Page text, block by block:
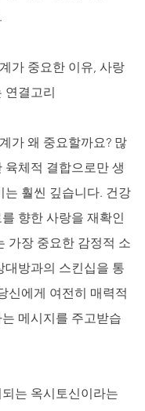
가 중요한 이유, 사랑
연결고리
가 왜 중요할까요? 많
육체적 결합으로만 생
는 훨씬 깊습니다. 건강
향한 사랑을 재확인
가장 중요한 감정적 소
대방과의 스킨십을 통
신에게 여전히 매력적
메시지를 주고받습
는 옥시토신이라는